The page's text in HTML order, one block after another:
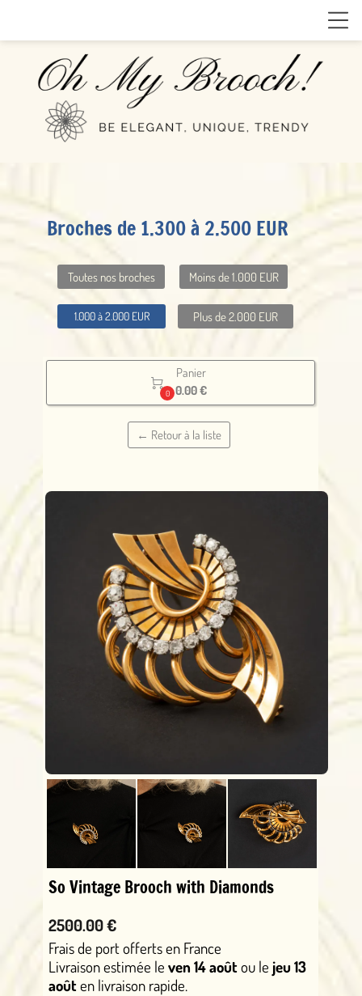
Broches de 1.300 à 2.500 EUR
Toutes nos broches Moins de 1.000 EUR
1.000 à 2.000 EUR Plus de 2.000 EUR

0
Panier
0.00 €
← Retour à la liste
So Vintage Brooch with Diamonds
2500.00 €
Frais de port offerts en France
Livraison estimée le ven 14 aoûtou le jeu 13
aoûten livraison rapide.